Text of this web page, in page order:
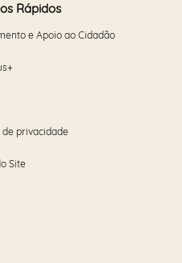
Rápidos
e Apoio ao Cidadão
de privacidade
Site